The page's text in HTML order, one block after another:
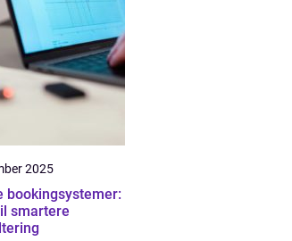
2025
bookingsystemer:
smartere